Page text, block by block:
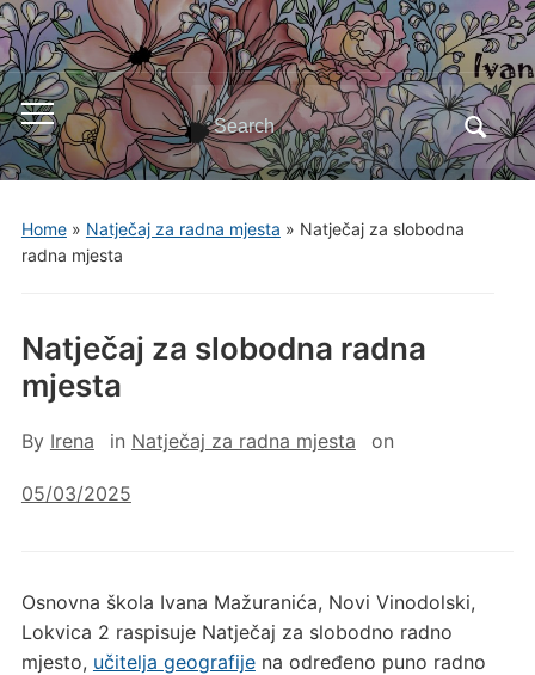
Toggle
mobile
menu
Search
for:
Home» Natječaj za radna mjesta » Natječaj za slobodna
radna mjesta
Natječaj za slobodna radna
mjesta
By Irena in Natječaj za radna mjesta on
05/03/2025
Osnovna škola Ivana Mažuranića, Novi Vinodolski,
Lokvica 2 raspisuje Natječaj za slobodno radno
mjesto, učitelja geografijena određeno puno radno